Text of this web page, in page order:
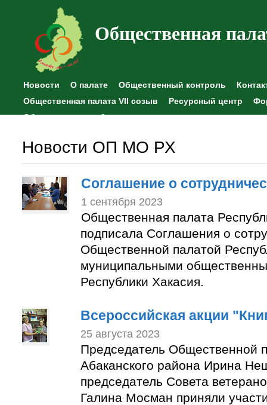
Общественная
Новости О палате Общественный контроль
Общественная палата VII созыв
Ресурсный центр
Общественные наблюдения
Новости ОП МО РХ
Соглашение о
1 сентября 2023
Общественная палата
подписала Соглашения о
Общественной палатой
муниципальными
Республики Хакасия.
Всероссийская акции
25 августа 2023
Председатель Общественной
Абаканского района Ирина
председатель Совета
Галина Мосман приняли